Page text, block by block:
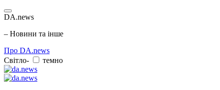
DA.news
– Новини та інше
Про DA.news
Світло-
темно